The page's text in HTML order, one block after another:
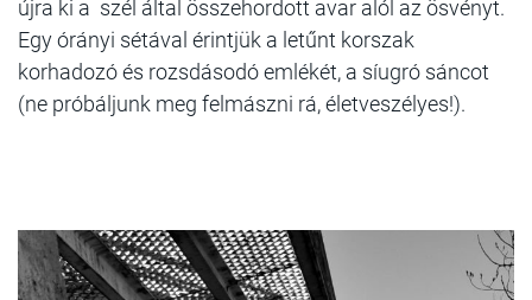
újra ki a szél által összehordott avar alól az ösvényt.
Egy órányi sétával érintjük a letűnt korszak
korhadozó és rozsdásodó emlékét, a síugró sáncot
(ne próbáljunk meg felmászni rá, életveszélyes!).